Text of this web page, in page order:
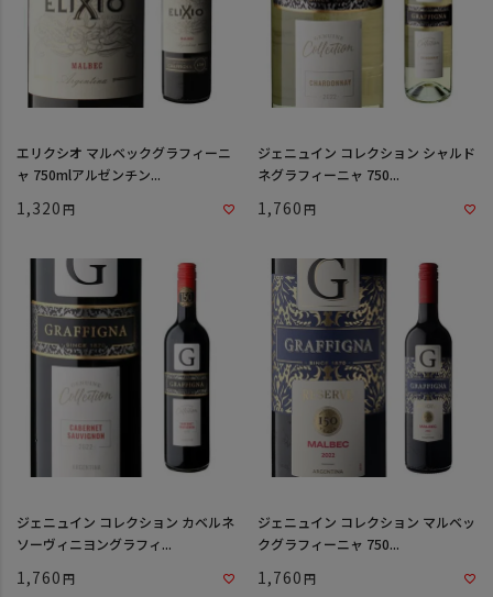
エリクシオ マルベックグラフィーニ
ャ 750mlアルゼンチン...
1,320
ジェニュイン コレクション シャルド
ネグラフィーニャ 750...
1,760
ジェニュイン コレクション カベルネ
ソーヴィニヨングラフィ...
1,760
ジェニュイン コレクション マルベッ
クグラフィーニャ 750...
1,760